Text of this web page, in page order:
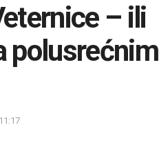
– ili
polusrećnim